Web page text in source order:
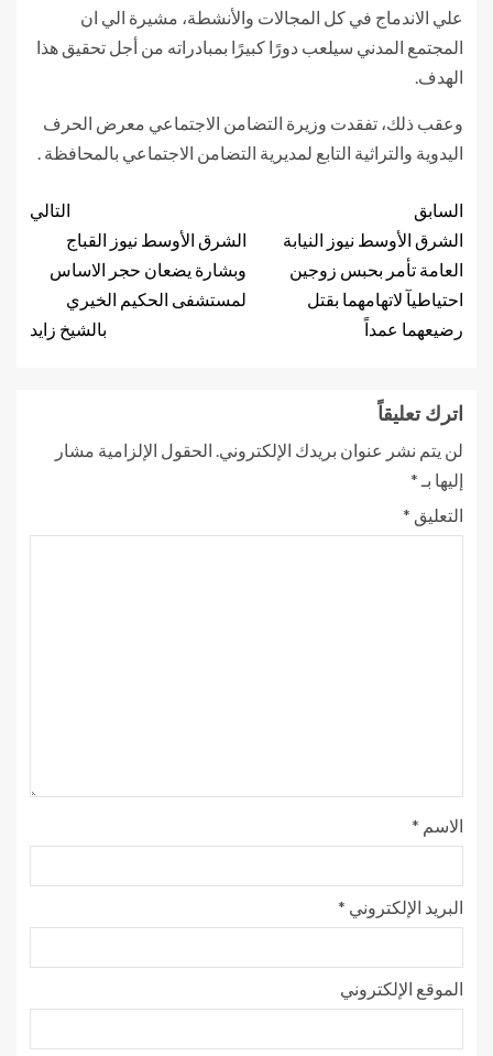
علي الاندماج في كل المجالات والأنشطة، مشيرة الي ان
المجتمع المدني سيلعب دورًا كبيرًا بمبادراته من أجل تحقيق هذا
الهدف.
وعقب ذلك، تفقدت وزيرة التضامن الاجتماعي معرض الحرف
اليدوية والتراثية التابع لمديرية التضامن الاجتماعي بالمحافظة .
السابق
الشرق الأوسط نيوز النيابة
العامة تأمر بحبس زوجين
احتياطيآ لاتهامهما بقتل
رضيعهما عمداً
التالي
الشرق الأوسط نيوز القباج
وبشارة يضعان حجر الاساس
لمستشفى الحكيم الخيري
بالشيخ زايد
اترك تعليقاً
لن يتم نشر عنوان بريدك الإلكتروني. الحقول الإلزامية مشار
إليها بـ *
التعليق *
الاسم *
البريد الإلكتروني *
الموقع الإلكتروني